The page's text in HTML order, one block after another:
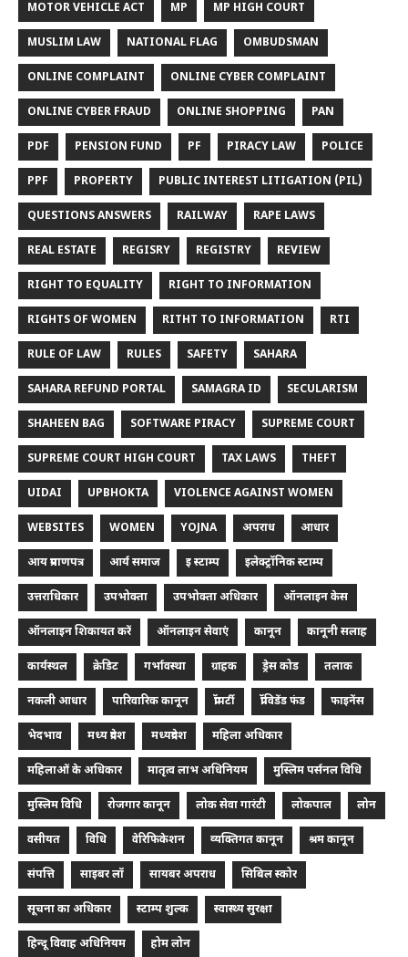
MOTOR VEHICLE ACT MP MP HIGH COURT
MUSLIM LAW NATIONAL FLAG OMBUDSMAN
ONLINE COMPLAINT ONLINE CYBER COMPLAINT
ONLINE CYBER FRAUD ONLINE SHOPPING PAN
PDF PENSION FUND PF PIRACY LAW POLICE
PPF PROPERTY PUBLIC INTEREST LITIGATION (PIL)
QUESTIONS ANSWERS RAILWAY RAPE LAWS
REAL ESTATE REGISRY REGISTRY REVIEW
RIGHT TO EQUALITY RIGHT TO INFORMATION
RIGHTS OF WOMEN RITHT TO INFORMATION RTI
RULE OF LAW RULES SAFETY SAHARA
SAHARA REFUND PORTAL SAMAGRA ID SECULARISM
SHAHEEN BAG SOFTWARE PIRACY SUPREME COURT
SUPREME COURT HIGH COURT TAX LAWS THEFT
UIDAI UPBHOKTA VIOLENCE AGAINST WOMEN
WEBSITES WOMEN YOJNA अपराध आधार
आय प्रमाणपत्र आर्य समाज इ स्टाम्प इलेक्ट्रॉनिक स्टाम्प
उत्तराधिकार उपभोक्ता उपभोक्ता अधिकार ऑनलाइन केस
ऑनलाइन शिकायत करें ऑनलाइन सेवाएं कानून कानूनी सलाह
कार्यस्थल क्रेडिट गर्भावस्था ग्राहक ड्रेस कोड तलाक
नकली आधार पारिवारिक कानून प्रॉपर्टी प्रॉविडेंड फंड फाइनेंस
भेदभाव मध्य प्रदेश मध्यप्रदेश महिला अधिकार
महिलाओं के अधिकार मातृत्व लाभ अधिनियम मुस्लिम पर्सनल विधि
मुस्लिम विधि रोजगार कानून लोक सेवा गारंटी लोकपाल लोन
वसीयत विधि वेरिफिकेशन व्यक्तिगत कानून श्रम कानून
संपत्ति साइबर लॉ सायबर अपराध सिबिल स्कोर
सूचना का अधिकार स्टाम्प शुल्क स्वास्थ्य सुरक्षा
हिन्दू विवाह अधिनियम होम लोन